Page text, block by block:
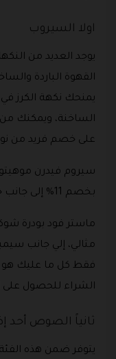
اولا السيروب
يوجد العديد من
القهوة الباردة
يمنحك نكهة الكرز في
على خصم فريد من
بخصم 11% إلى جانب خصم Beyyak Promo Code.
ماستر فود بودرة
الشراء للحصول
ثانياً الصوص أحد
يتوفر ضمن هذه